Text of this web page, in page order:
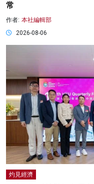
常
作者: 本社編輯部
2026-08-06
灼見經濟